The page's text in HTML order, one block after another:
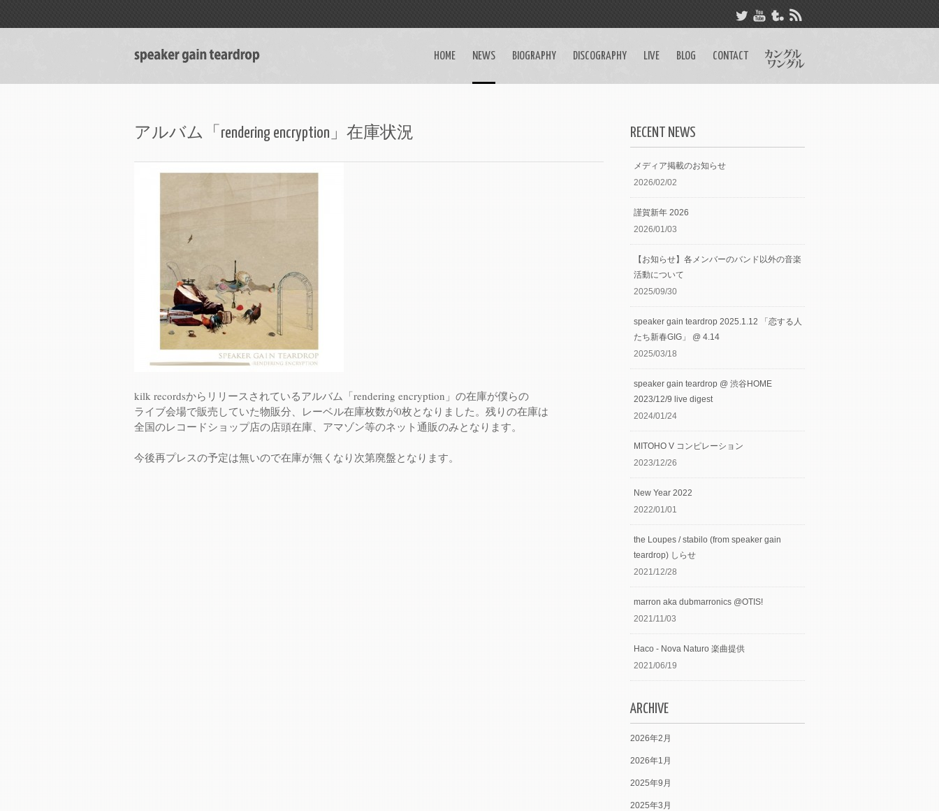
HOME NEWS BIOGRAPHY DISCOGRAPHY LIVE BLOG CONTACT
アルバム「rendering encryption」在庫状況
kilk recordsからリリースされているアルバム「rendering encryption」の在庫が僕らの
ライブ会場で販売していた物販分、レーベル在庫枚数が0枚となりました。残りの在庫は
全国のレコードショップ店の店頭在庫、アマゾン等のネット通販のみとなります。
今後再プレスの予定は無いので在庫が無くなり次第廃盤となります。
RECENT NEWS
メディア掲載のお知らせ
2026/02/02
謹賀新年 2026
2026/01/03
【お知らせ】各メンバーのバンド以外の音楽
活動について
2025/09/30
speaker gain teardrop 2025.1.12 「恋する人
たち新春GIG」 @ 4.14
2025/03/18
speaker gain teardrop @ 渋谷HOME
2023/12/9 live digest
2024/01/24
MITOHO V コンピレーション
2023/12/26
New Year 2022
2022/01/01
the Loupes / stabilo (from speaker gain
teardrop) しらせ
2021/12/28
marron aka dubmarronics @OTIS!
2021/11/03
Haco - Nova Naturo 楽曲提供
2021/06/19
ARCHIVE
2026年2月
2026年1月
2025年9月
2025年3月